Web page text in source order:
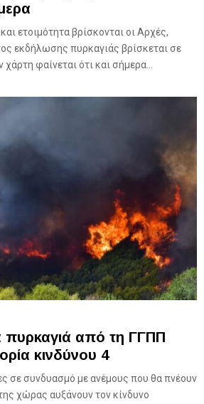
ετοιμότητα βρίσκονται οι Αρχές,
εκδήλωσης πυρκαγιάς βρίσκεται σε
φαίνεται ότι και σήμερα...
πυρκαγιά από τη ΓΓΠΠ
κινδύνου 4
σε συνδυασμό με ανέμους που θα πνέουν
χώρας αυξάνουν τον κίνδυνο